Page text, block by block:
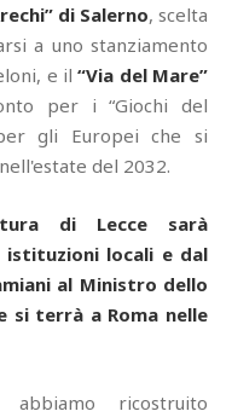
di Salerno, scelta
a uno stanziamento
e il“Via del Mare”
per i “Giochi del
gli Europei che si
del 2032.
di Lecce sarà
locali e dal
al Ministro dello
si terrà a Roma nelle
ricostruito